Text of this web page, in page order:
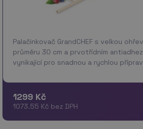
Palačinkovač GrandCHEF s velkou
průměru 30 cm a prvotřídním
vynikající pro snadnou a rychlou
1299 Kč
1073.55 Kč bez DPH